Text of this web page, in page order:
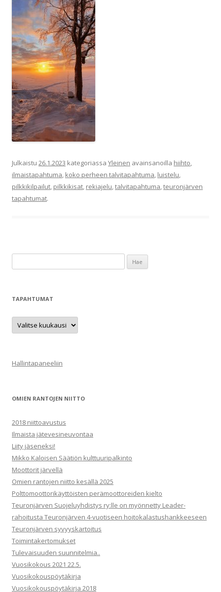
Julkaistu 26.1.2023 kategoriassa Yleinen avainsanoilla hiihto,
ilmaistapahtuma, koko perheen talvitapahtuma, luistelu,
pilkkikilpailut, pilkkikisat, rekiajelu,talvitapahtuma,teuronjärven
tapahtumat.
a
u
TAPAHTUMAT
T
p
u
m
Hallintapaneeliin
OMIEN RANTOJEN NIITTO
2018 niittoavustus
Ilmaista jätevesineuvontaa
Liity jäseneksi!
Mikko Kaloisen Säätiön kulttuuripalkinto
Moottorit järvellä
Omien rantojen niitto kesällä 2025
Polttomoottorikäyttöisten perämoottoreiden kielto
Teuronjärven Suojeluyhdistys ry:lle on myönnetty Leader-
rahoitusta Teuronjärven 4-vuotiseen hoitokalastushankkeeseen
Teuronjärven syvyyskartoitus
Toimintakertomukset
Tulevaisuuden suunnitelmia..
Vuosikokous 2021 22.5.
Vuosikokouspöytäkirja
Vuosikokouspöytäkirja 2018